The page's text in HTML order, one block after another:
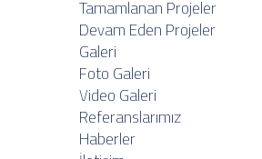
Tamamlanan Projeler
Devam Eden Projeler
Galeri
Foto Galeri
Video Galeri
Referanslarımız
Haberler